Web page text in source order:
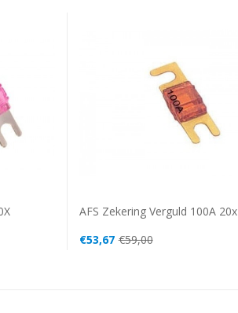
AFS Zekering Verguld 100A 20x
€53,67 €59,00